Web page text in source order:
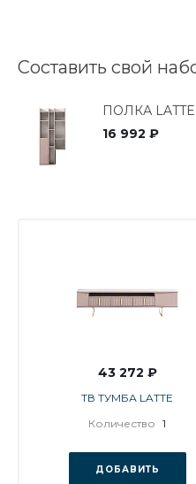
Составить свой
ПОЛКА LATTE
16 992 ₽
43 272 ₽
ТВ ТУМБА LATTE
Количество 1
ДОБАВИТЬ